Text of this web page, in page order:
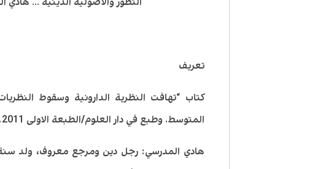
تعريف
المتوسط. وطبع في دار العلوم/الطبعة الاولى 2011.